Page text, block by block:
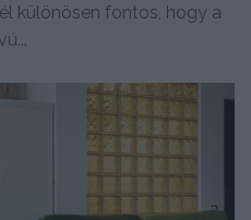
különösen fontos, hogy a